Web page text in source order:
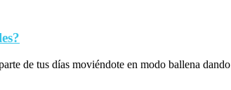
de tus días moviéndote en modo ballena dando